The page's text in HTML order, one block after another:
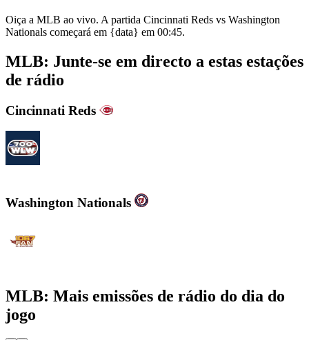
Oiça a MLB ao vivo. A partida Cincinnati Reds vs Washington
Nationals começará em {data} em 00:45.
MLB: Junte-se em directo a estas estações
de rádio
Cincinnati Reds
Washington Nationals
MLB: Mais emissões de rádio do dia do
jogo